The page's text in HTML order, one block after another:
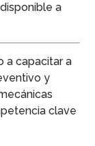
a
a capacitar a
y
clave